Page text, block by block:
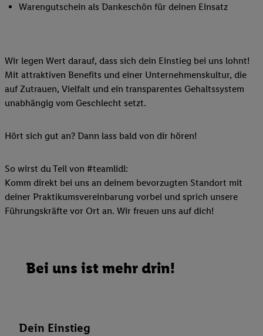
Warengutschein als Dankeschön für deinen Einsatz
Wir legen Wert darauf, dass sich dein Einstieg bei uns lohnt!
Mit attraktiven Benefits und einer Unternehmenskultur, die
auf Zutrauen, Vielfalt und ein transparentes Gehaltssystem
unabhängig vom Geschlecht setzt.
Hört sich gut an? Dann lass bald von dir hören!
So wirst du Teil von #teamlidl:
Komm direkt bei uns an deinem bevorzugten Standort mit
deiner Praktikumsvereinbarung vorbei und sprich unsere
Führungskräfte vor Ort an. Wir freuen uns auf dich!
Bei uns ist mehr drin!
Dein Einstieg